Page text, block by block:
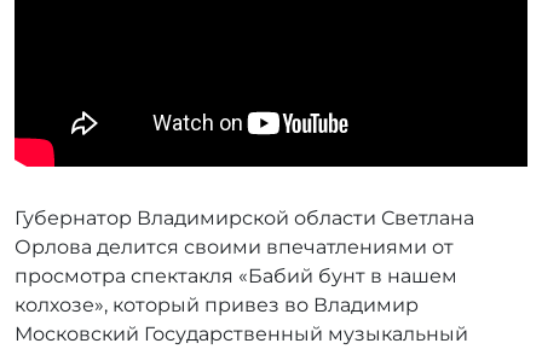
Губернатор Владимирской области Светлана
Орлова делится своими впечатлениями от
просмотра спектакля «Бабий бунт в нашем
колхозе», который привез во Владимир
Московский Государственный музыкальный